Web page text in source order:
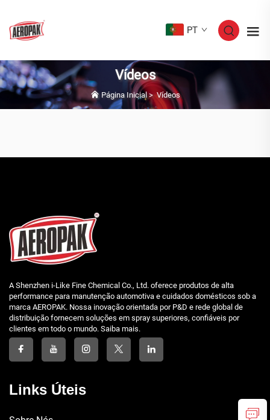
PT
Vídeos
Página Inicial>Vídeos
A Shenzhen i-Like Fine Chemical Co., Ltd. oferece produtos de alta
performance para manutenção automotiva e cuidados domésticos sob a
marca AEROPAK. Nossa inovação orientada por P&D e rede global de
distribuição fornecem soluções em spray superiores, confiáveis por
clientes em todo o mundo. Saiba mais.
Links Úteis